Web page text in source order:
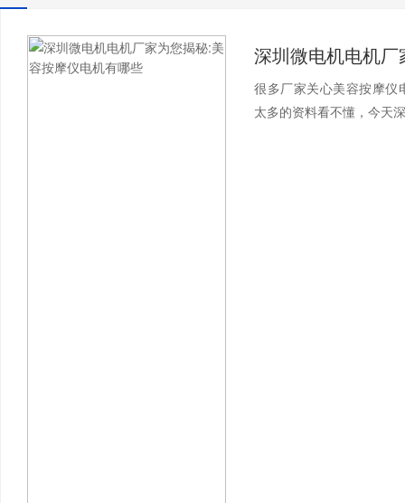
很多厂家关心美容按摩仪
太多的资料看不懂，今天